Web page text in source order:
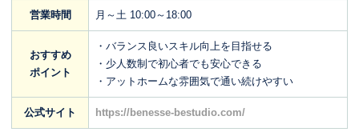
営業時間 月～土 10:00～18:00
おすすめ
ポイント
・バランス良いスキル向上を目指せる
・少人数制で初心者でも安心できる
・アットホームな雰囲気で通い続けやすい
公式サイト https://benesse-bestudio.com/